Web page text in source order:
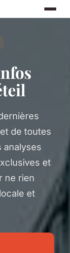
de toutes
analyses
et
ne rien
et